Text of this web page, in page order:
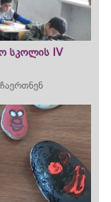
სკოლის IV